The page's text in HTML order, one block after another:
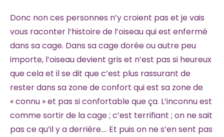
Donc non ces personnes n’y croient pas et je vais
vous raconter l’histoire de l’oiseau qui est enfermé
dans sa cage. Dans sa cage dorée ou autre peu
importe, l’oiseau devient gris et n’est pas si heureux
que cela et il se dit que c’est plus rassurant de
rester dans sa zone de confort qui est sa zone de
« connu » et pas si confortable que ça. L’inconnu est
comme sortir de la cage ; c’est terrifiant ; on ne sait
pas ce qu’il y a derrière…. Et puis on ne s’en sent pas